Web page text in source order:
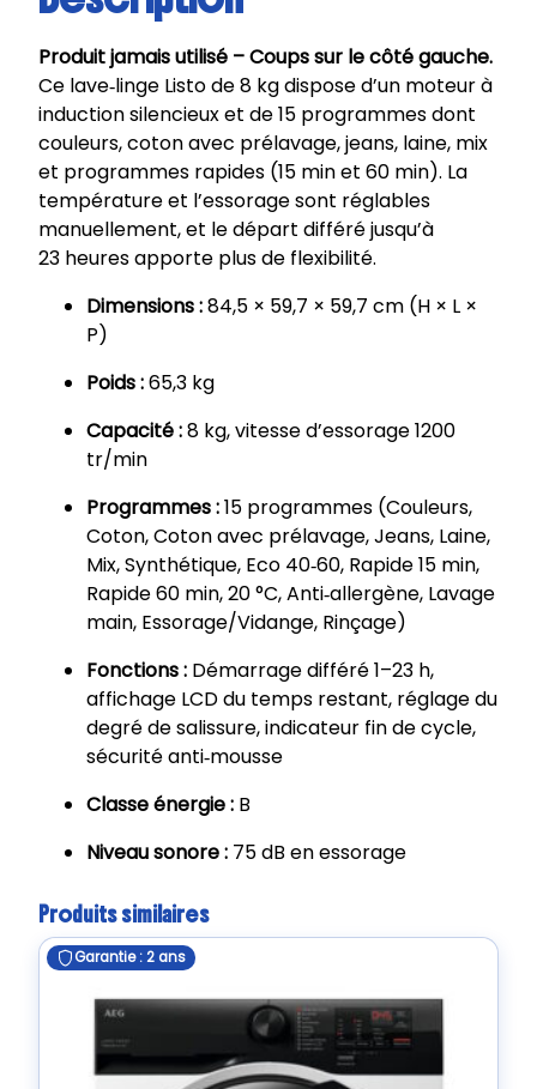
Produit jamais utilisé – Coups sur le côté gauche.
Ce lave‑linge Listo de 8 kg dispose d’un moteur à
induction silencieux et de 15 programmes dont
couleurs, coton avec prélavage, jeans, laine, mix
et programmes rapides (15 min et 60 min). La
température et l’essorage sont réglables
manuellement, et le départ différé jusqu’à
23 heures apporte plus de flexibilité.
Dimensions :84,5 × 59,7 × 59,7 cm (H × L ×
P)
Poids :65,3 kg
Capacité :8 kg, vitesse d’essorage 1200
tr/min
Programmes :15 programmes (Couleurs,
Coton, Coton avec prélavage, Jeans, Laine,
Mix, Synthétique, Eco 40‑60, Rapide 15 min,
Rapide 60 min, 20 °C, Anti‑allergène, Lavage
main, Essorage/Vidange, Rinçage)
Fonctions : Démarrage différé 1–23 h,
affichage LCD du temps restant, réglage du
degré de salissure, indicateur fin de cycle,
sécurité anti‑mousse
Classe énergie : B
Niveau sonore : 75 dB en essorage
Produits similaires
Garantie : 2 ans